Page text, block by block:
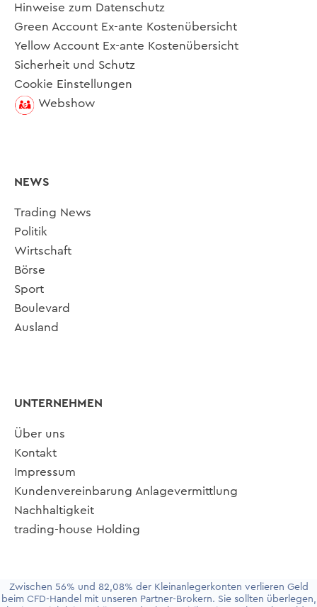
Zwischen 56% und 82,08% der Kleinanlegerkonten verlieren Geld
beim CFD-Handel mit unseren Partner-Brokern. Sie sollten überlegen,
Hinweise zum Datenschutz
Green Account Ex-ante Kostenübersicht
Yellow Account Ex-ante Kostenübersicht
Sicherheit und Schutz
Cookie Einstellungen
Webshow
NEWS
Trading News
Politik
Wirtschaft
Börse
Sport
Boulevard
Ausland
UNTERNEHMEN
Über uns
Kontakt
Impressum
Kundenvereinbarung Anlagevermittlung
Nachhaltigkeit
trading-house Holding